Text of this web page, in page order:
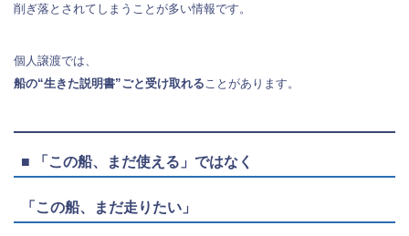
削ぎ落とされてしまうことが多い情報です。
個人譲渡では、
船の“生きた説明書”ごと受け取れる ことがあります。
■ 「この船、まだ使える」ではなく
「この船、まだ走りたい」